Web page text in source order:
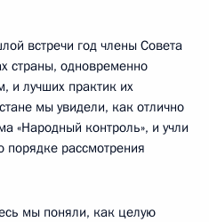
встречи год члены Совета
страны, одновременно
и лучших практик их
мы увидели, как отлично
«Народный контроль», и учли
порядке рассмотрения
мы поняли, как целую